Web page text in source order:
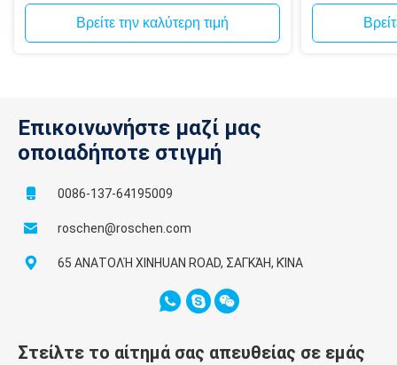
T6-131 131.18
το φ εσείς έχει οποιαδήποτε ειδικά requiments μεγέθους,
Βρείτε την καλύτερη τιμή
Επικοινωνήστε μαζί μας
οποιαδήποτε στιγμή
0086-137-64195009
roschen@roschen.com
65 ΑΝΑΤΟΛΉ XINHUAN ROAD, ΣΑΓΚΆΗ, ΚΊΝΑ
Στείλτε το αίτημά σας απευθείας σε εμάς